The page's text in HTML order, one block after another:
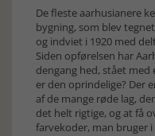
De fleste aarhusianere
bygning, som blev
og indviet i 1920 med
Siden opførelsen har
dengang hed, stået
er den oprindelige? Der
af de mange røde lag,
det helt rigtige, og at få
farvekoder, man bruger i